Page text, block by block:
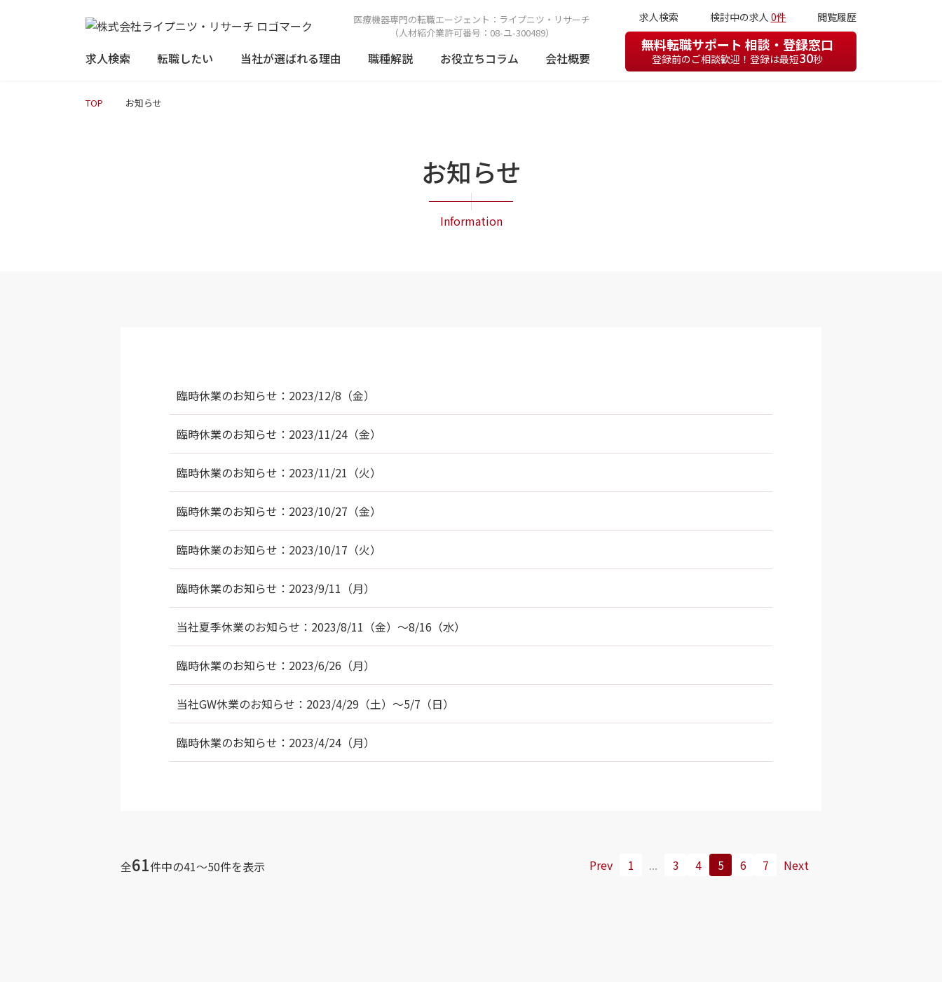
医療機器専門の転職エージェント： ライプニツ・リサーチ
（人材紹介業許可番号：08-ユ-300489）
求人検索 転職したい 当社が選ばれる理由 職種解説 お役立ちコラム 会社概要
求人検索 検討中の求人 0件 閲覧履歴
無料転職サポート 相談・登録窓口
登録前のご相談歓迎！登録は最短30秒
TOP お知らせ
お知らせ
臨時休業のお知らせ：2023/12/8（金）
臨時休業のお知らせ：2023/11/24（金）
臨時休業のお知らせ：2023/11/21（火）
臨時休業のお知らせ：2023/10/27（金）
臨時休業のお知らせ：2023/10/17（火）
臨時休業のお知らせ：2023/9/11（月）
当社夏季休業のお知らせ：2023/8/11（金）～8/16（水）
臨時休業のお知らせ：2023/6/26（月）
当社GW休業のお知らせ：2023/4/29（土）～5/7（日）
臨時休業のお知らせ：2023/4/24（月）
全61件中の41〜50件を表示 Prev 1 ... 3 4 5 6 7 Next